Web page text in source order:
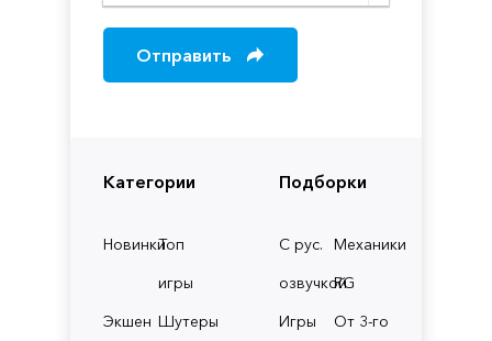
Категории
НовинкиТоп
игры
Экшен Шутеры
Подборки
С рус.
озвучкой
Механики
RG
Игры
От 3-го
Отправить